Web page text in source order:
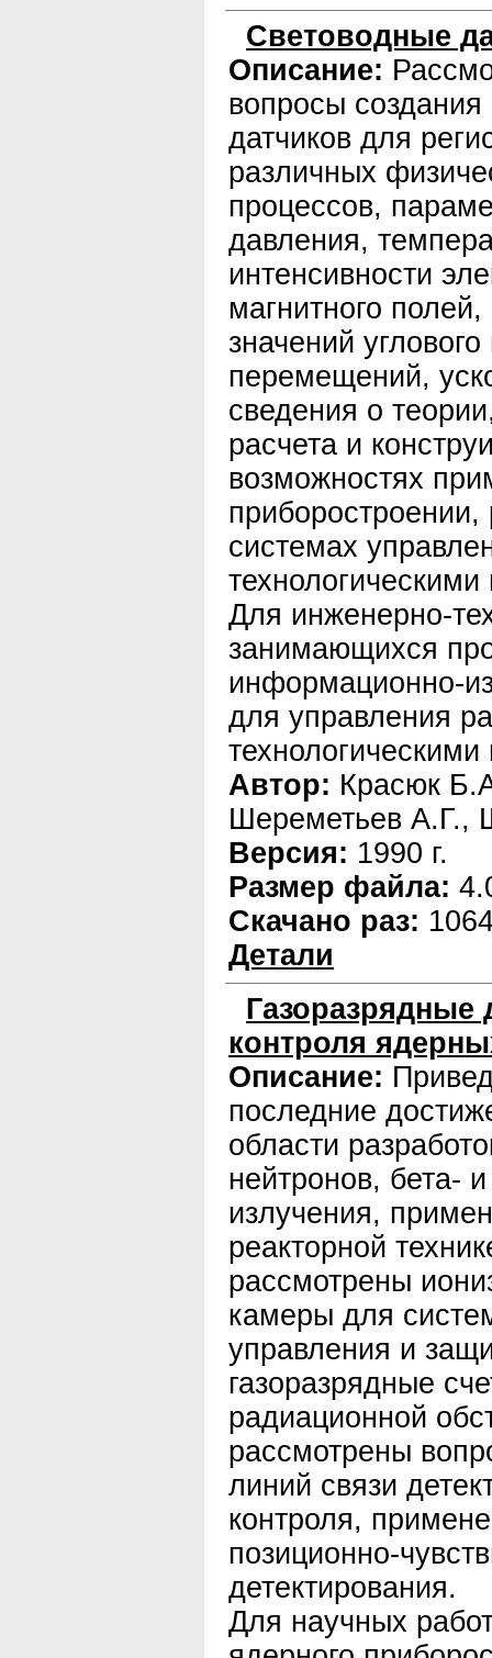
Световодные
Описание:
вопросы создания
датчиков для
различных
процессов,
давления,
интенсивности
магнитного
значений
перемещений,
сведения о
расчета и
возможностях
приборостроении,
системах
Для инженерно-
занимающихся
информационно-
для управления
Автор: Красюк
Шереметьев А.Г.,
Версия: 1990 г.
Размер файла:
Скачано раз:
Детали
Газоразрядные
контроля
Описание:
последние
области
нейтронов, бета-
излучения,
реакторной
рассмотрены
камеры для
управления и
газоразрядные
радиационной
рассмотрены
линий связи
контроля,
позиционно-
детектирования.
Для научных